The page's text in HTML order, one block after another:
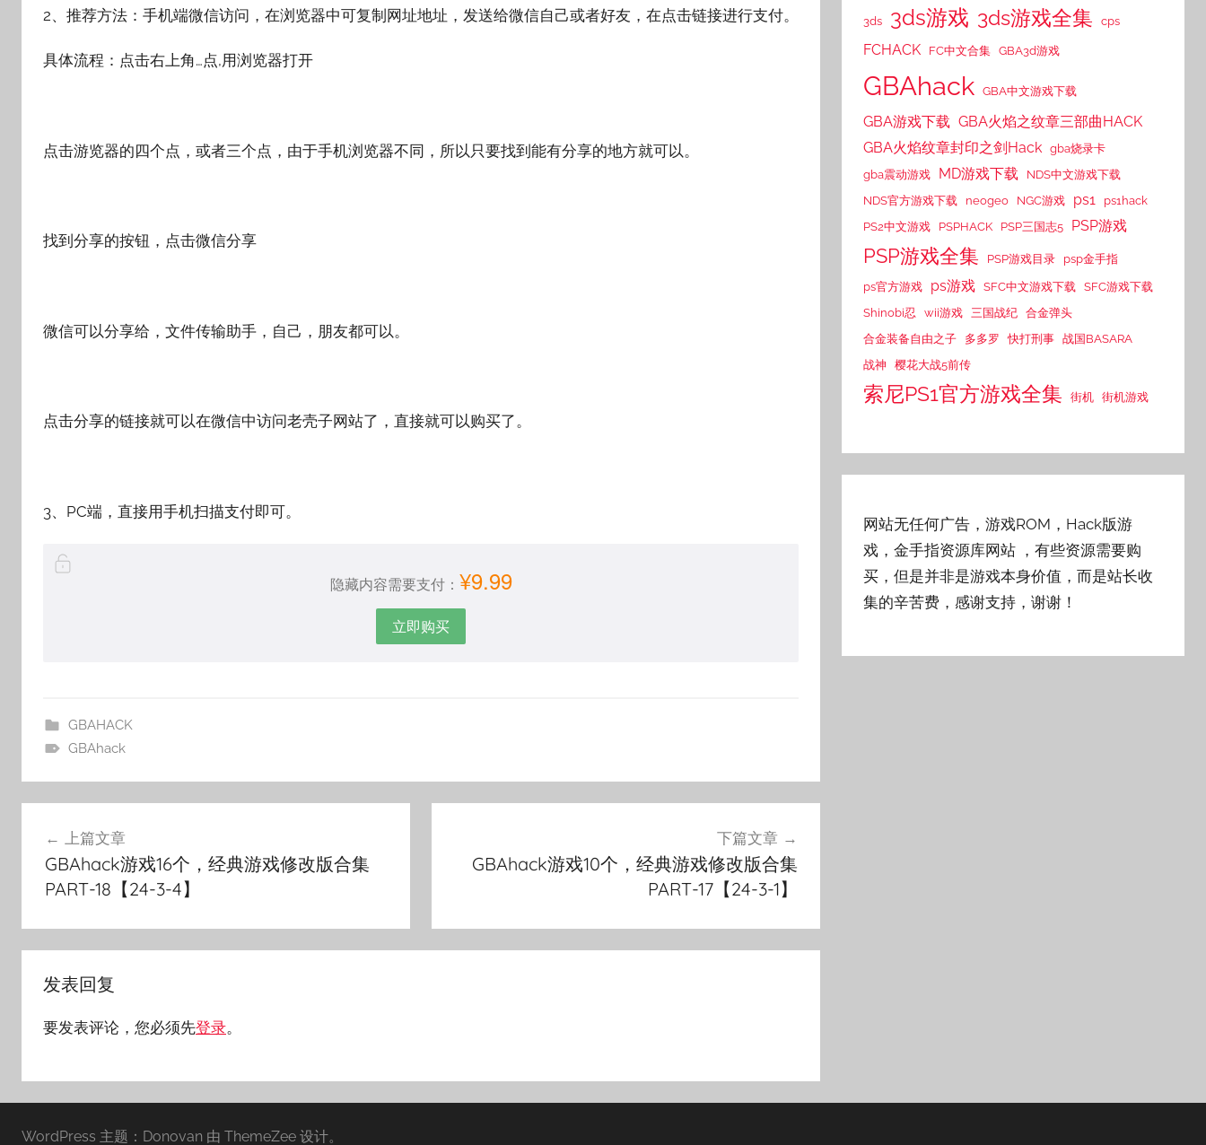
2、推荐方法：手机端微信访问，在浏览器中可复制网址地址，发送给微信自己或者好友，在点击链接进行支付。
具体流程：点击右上角…点,用浏览器打开
点击游览器的四个点，或者三个点，由于手机浏览器不同，所以只要找到能有分享的地方就可以。
找到分享的按钮，点击微信分享
微信可以分享给，文件传输助手，自己，朋友都可以。
点击分享的链接就可以在微信中访问老壳子网站了，直接就可以购买了。
3、PC端，直接用手机扫描支付即可。
隐藏内容需要支付： ¥9.99
立即购买
GBAHACK
GBAhack
上篇文章
GBAhack游戏16个，经典游戏修改版合集
PART-18【24-3-4】
下篇文章
GBAhack游戏10个，经典游戏修改版合集
PART-17【24-3-1】
发表回复
要发表评论，您必须先登录。
3ds 3ds游戏 3ds游戏全集 cps
FCHACK FC中文合集 GBA3d游戏
GBAhack GBA中文游戏下载
GBA游戏下载 GBA火焰之纹章三部曲HACK
GBA火焰纹章封印之剑Hack gba烧录卡
gba震动游戏
MD游戏下载
NDS中文游戏下载
NDS官方游戏下载
neogeo NGC游戏 ps1
ps1hack
PS2中文游戏
PSPHACK PSP三国志5 PSP游戏
PSP游戏全集 PSP游戏目录
psp金手指
ps官方游戏
ps游戏 SFC中文游戏下载 SFC游戏下载
Shinobi忍
wii游戏 三国战纪 合金弹头
合金装备自由之子
多多罗 快打刑事 战国BASARA
战神
樱花大战5前传
索尼PS1官方游戏全集 街机 街机游戏
网站无任何广告，游戏ROM，Hack版游
戏，金手指资源库网站 ，有些资源需要购
买，但是并非是游戏本身价值，而是站长收
集的辛苦费，感谢支持，谢谢！
WordPress 主题：Donovan 由 ThemeZee 设计。